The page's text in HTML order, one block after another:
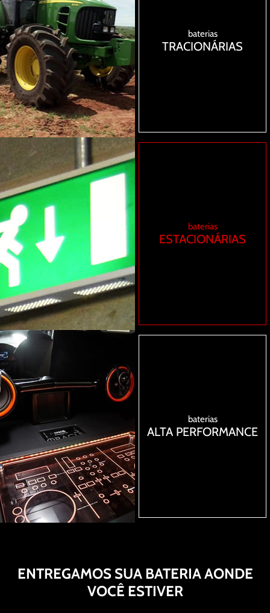
baterias
TRACIONÁRIAS
baterias
ESTACIONÁRIAS
baterias
ALTA PERFORMANCE
ENTREGAMOS SUA BATERIA AONDE
VOCÊ ESTIVER